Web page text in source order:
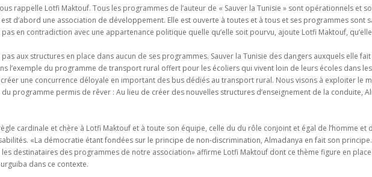
rappelle Lotfi Maktouf. Tous les programmes de l’auteur de « Sauver la Tunisie » sont opérationnels et
d’abord une association de développement. Elle est ouverte à toutes et à tous et ses programmes sont
en contradiction avec une appartenance politique quelle qu’elle soit pourvu, ajoute Lotfi Maktouf,
aux structures en place dans aucun de ses programmes. Sauver la Tunisie des dangers auxquels elle
l’exemple du programme de transport rural offert pour les écoliers qui vivent loin de leurs écoles dans
une concurrence déloyale en important des bus dédiés au transport rural. Nous visons à exploiter le
programme permis de rêver : Au lieu de créer des nouvelles structures d’enseignement de la conduite,
cardinale et chère à Lotfi Maktouf et à toute son équipe, celle du du rôle conjoint et égal de l’homme et
«La démocratie étant fondées sur le principe de non-discrimination, Almadanya en fait son
destinataires des programmes de notre association» affirme Lotfi Maktouf dont ce thème figure en place
dans ce contexte.